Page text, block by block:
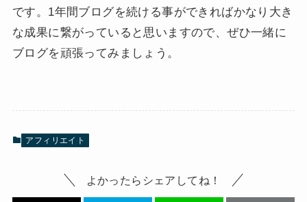
です。1年間ブログを続ける事ができればかなり大き
な成果に繋がっていると思いますので、ぜひ一緒に
ブログを頑張ってみましょう。
アフィリエイト
よかったらシェアしてね！